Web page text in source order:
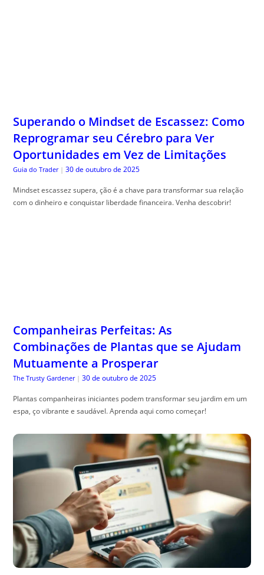
Superando o Mindset de Escassez: Como
Reprogramar seu Cérebro para Ver
Oportunidades em Vez de Limitações
Guia do Trader | 30 de outubro de 2025
Mindset escassez supera, ção é a chave para transformar sua relação
com o dinheiro e conquistar liberdade financeira. Venha descobrir!
Companheiras Perfeitas: As
Combinações de Plantas que se Ajudam
Mutuamente a Prosperar
The Trusty Gardener | 30 de outubro de 2025
Plantas companheiras iniciantes podem transformar seu jardim em um
espa, ço vibrante e saudável. Aprenda aqui como começar!